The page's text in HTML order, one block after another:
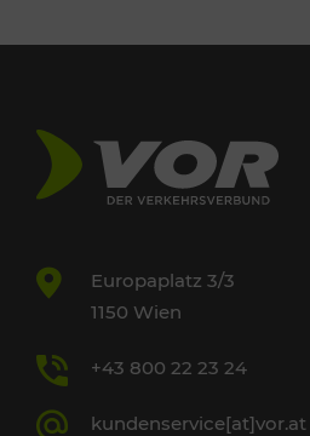
Europaplatz 3/3
1150 Wien
+43 800 22 23 24
kundenservice[at]vor.at